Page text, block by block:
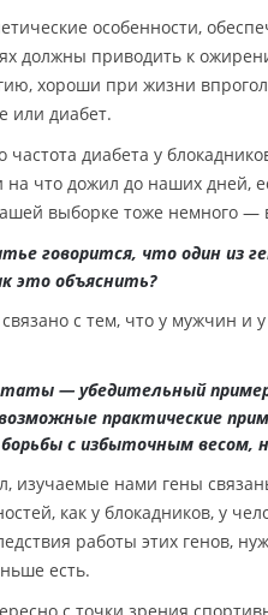
особенности,
должны приводить к
хороши при жизни
или диабет.
частота диабета у
на что дожил до наших дней,
выборке тоже немного —
говорится, что один из
это объяснить?
связано с тем, что у мужчин
— убедительный
практические
с избыточным весом,
изучаемые нами гены
как у блокадников, у
работы этих генов,
есть.